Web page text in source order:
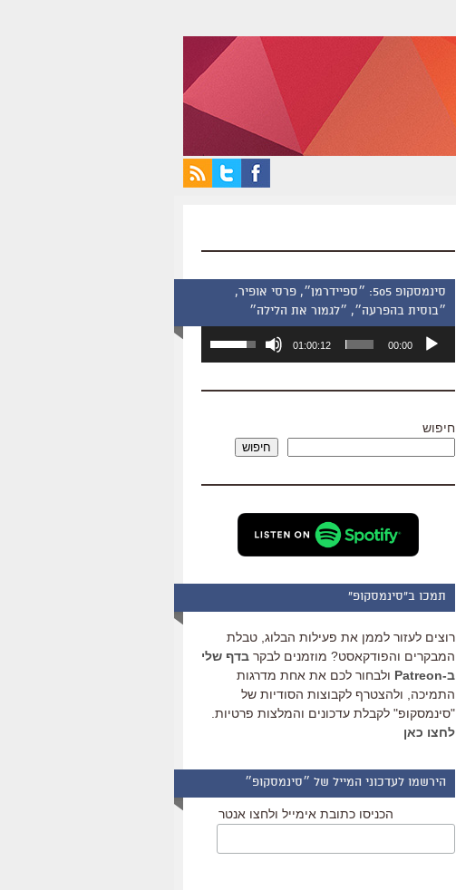
סינמסקופ 505: ״ספיידרמן״, פרסי אופיר,
״בוסית בהפרעה״, ״לגמור את הלילה״
אודיו
00:00
01:00:12
השתמש
כדי
שמע.
חיפוש
חיפוש
תמכו ב"סינמסקופ"
רוצים לעזור לממן את פעילות הבלוג, טבלת
המבקרים והפודקאסט? מוזמנים לבקר בדף שלי
ב-Patreon
ולבחור לכם את אחת מדרגות
התמיכה, ולהצטרף לקבוצות הסודיות של
"סינמסקופ" לקבלת עדכונים והמלצות פרטיות.
לחצו כאן
הירשמו לעדכוני המייל של ״סינמסקופ״
הכניסו כתובת אימייל ולחצו אנטר